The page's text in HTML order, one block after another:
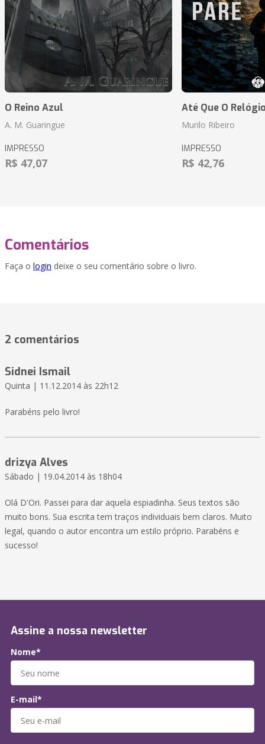
O Reino Azul
A. M. Guaringue
IMPRESSO
R$ 47,07
Até Que O
Murilo Ribeiro
IMPRESSO
R$ 42,76
Comentários
Faça o login deixe o seu comentário sobre o livro.
2 comentários
Sidnei Ismail
Quinta | 11.12.2014 às 22h12
Parabéns pelo livro!
drizya Alves
Sábado | 19.04.2014 às 18h04
Olá D'Ori. Passei para dar aquela espiadinha. Seus textos são
muito bons. Sua escrita tem traços individuais bem claros. Muito
legal, quando o autor encontra um estilo próprio. Parabéns e
sucesso!
Assine a nossa newsletter
Nome*
E-mail*